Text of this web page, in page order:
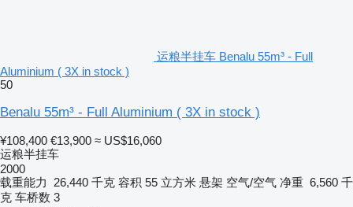
运粮半挂车 Benalu 55m³ - Full
Aluminium ( 3X in stock )
50
Benalu 55m³ - Full Aluminium ( 3X in stock )
¥108,400 €13,900 ≈ US$16,060
运粮半挂车
2000
载重能力
26,440 千克 容积 55 立方米 悬架 空气/空气 净重 6,560 千
克 车桥数 3